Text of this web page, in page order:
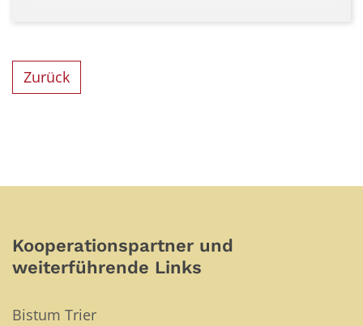
Zurück
Kooperationspartner und
weiterführende Links
Bistum Trier